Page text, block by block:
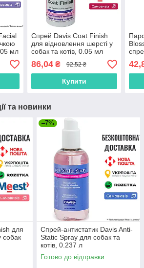
мл
Спрей Davis Coat Finish
для відновлення шерсті у
собак та котів, 0.05 мл
86,04₴ 92,52 ₴
Купити
та новинки
для
собак
–7%
Спрей-антистатик Davis Anti-
Static Spray для собак та
котів, 0.237 л
Готово до відправки